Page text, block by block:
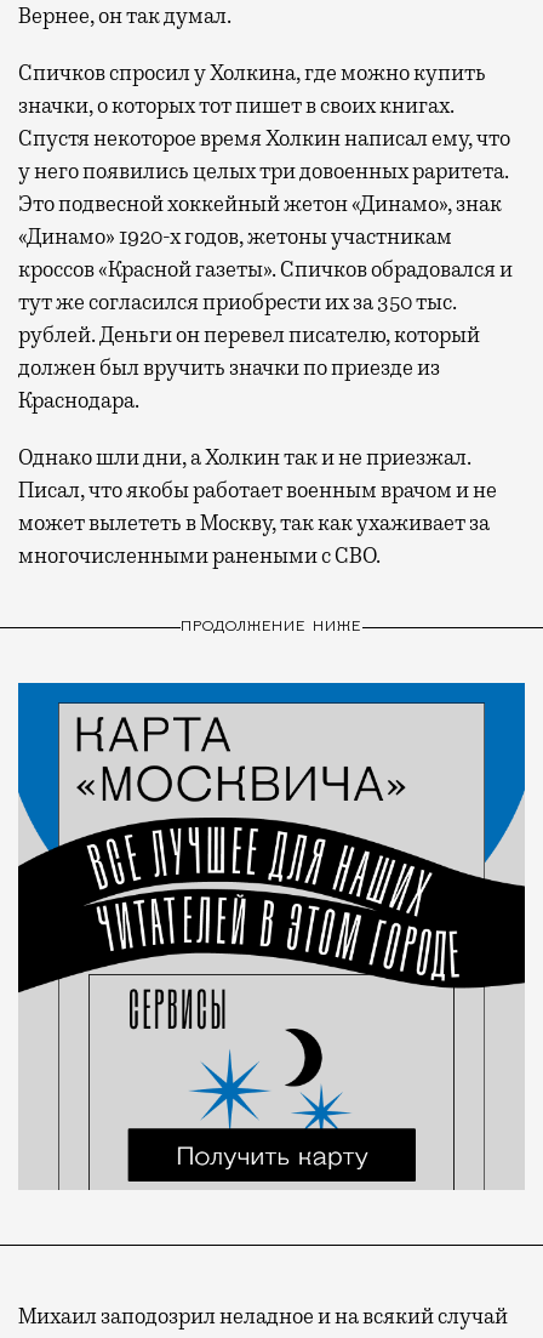
Вернее, он так думал.
Спичков спросил у Холкина, где можно купить
значки, о которых тот пишет в своих книгах.
Спустя некоторое время Холкин написал ему, что
у него появились целых три довоенных раритета.
Это подвесной хоккейный жетон «Динамо», знак
«Динамо» 1920-х годов, жетоны участникам
кроссов «Красной газеты». Спичков обрадовался и
тут же согласился приобрести их за 350 тыс.
рублей. Деньги он перевел писателю, который
должен был вручить значки по приезде из
Краснодара.
Однако шли дни, а Холкин так и не приезжал.
Писал, что якобы работает военным врачом и не
может вылететь в Москву, так как ухаживает за
многочисленными ранеными с СВО.
ПРОДОЛЖЕНИЕ НИЖЕ
Михаил заподозрил неладное и на всякий случай